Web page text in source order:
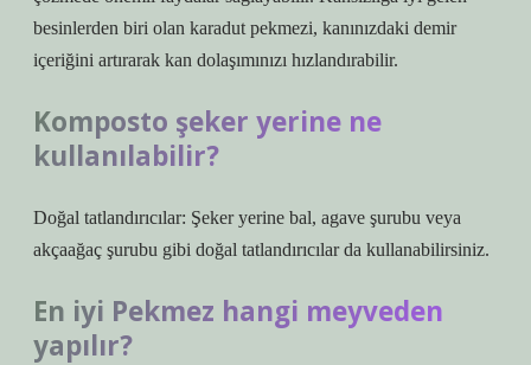
besinlerden biri olan karadut pekmezi, kanınızdaki demir
içeriğini artırarak kan dolaşımınızı hızlandırabilir.
Komposto şeker yerine ne
kullanılabilir?
Doğal tatlandırıcılar: Şeker yerine bal, agave şurubu veya
akçaağaç şurubu gibi doğal tatlandırıcılar da kullanabilirsiniz.
En iyi Pekmez hangi meyveden
yapılır?